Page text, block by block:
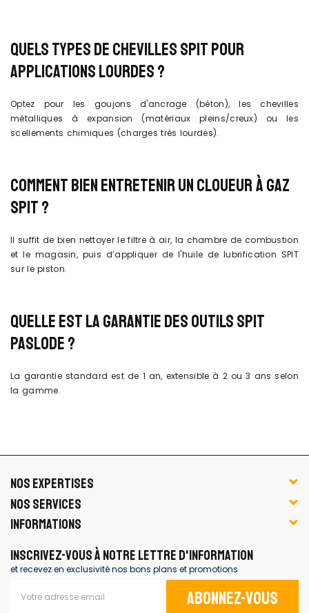
QUELS TYPES DE CHEVILLES SPIT POUR
APPLICATIONS LOURDES ?
Optez pour les goujons d'ancrage (béton), les chevilles
métalliques à expansion (matériaux pleins/creux) ou les
scellements chimiques (charges très lourdes).
COMMENT BIEN ENTRETENIR UN CLOUEUR À GAZ
SPIT ?
Il suffit de bien nettoyer le filtre à air, la chambre de combustion
et le magasin, puis d’appliquer de l'huile de lubrification SPIT
sur le piston.
QUELLE EST LA GARANTIE DES OUTILS SPIT
PASLODE ?
La garantie standard est de 1 an, extensible à 2 ou 3 ans selon
la gamme.
NOS EXPERTISES
NOS SERVICES
INFORMATIONS
INSCRIVEZ-VOUS À NOTRE LETTRE D'INFORMATION
et recevez en exclusivité nos bons plans et promotions
Abonnez-vous